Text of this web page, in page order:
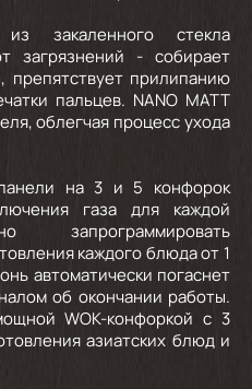
закаленного стекла
загрязнений - собирает
препятствует прилипанию
пальцев. NANO MATT
облегчая процесс ухода
на 3 и 5 конфорок
газа для каждой
запрограммировать
каждого блюда от 1
автоматически погаснет
об окончании работы.
WOK-конфоркой с 3
азиатских блюд и